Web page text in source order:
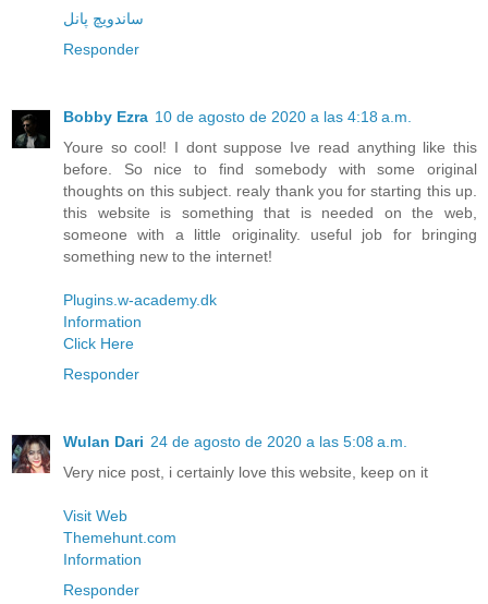
ساندویچ پانل
Responder
Bobby Ezra 10 de agosto de 2020 a las 4:18 a.m.
Youre so cool! I dont suppose Ive read anything like this
before. So nice to find somebody with some original
thoughts on this subject. realy thank you for starting this up.
this website is something that is needed on the web,
someone with a little originality. useful job for bringing
something new to the internet!
Plugins.w-academy.dk
Information
Click Here
Responder
Wulan Dari 24 de agosto de 2020 a las 5:08 a.m.
Very nice post, i certainly love this website, keep on it
Visit Web
Themehunt.com
Information
Responder